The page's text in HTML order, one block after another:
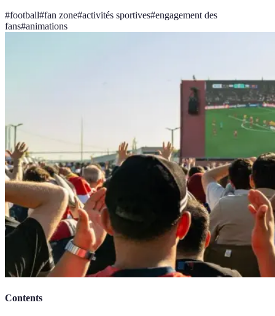
#football#fan zone#activités sportives#engagement des
fans#animations
Contents